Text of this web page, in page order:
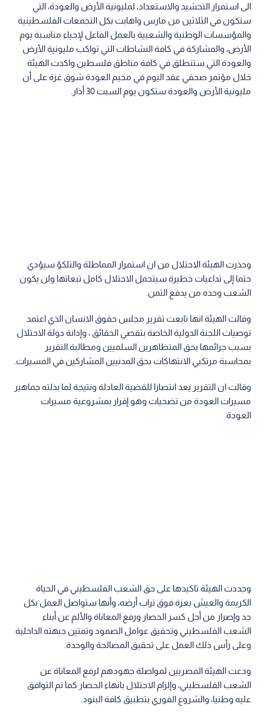
الى استمرار التحشيد والاستعداد، لمليونية الأرض والعودة، التي
ستكون في الثلاثين من مارس واهابت بكل التجمعات الفلسطينية
والمؤسسات الوطنية والشعبية بالعمل الفاعل لإحياء مناسبة يوم
الأرض، والمشاركة في كافة النشاطات التي تواكب مليونية الأرض
والعودة التي ستنطلق في كافة مناطق فلسطين.واكدت الهيئة
خلال مؤتمر صحفي عقد اليوم في مخيم العودة شوق غزة على أن
مليونية الأرض والعودة ستكون يوم السبت 30 أذار.
وحذرت الهيئة الاحتلال من ان استمرار المماطلة والتلكؤ سيؤدي
حتما إلى تداعيات خطيرة سيتحمل الاحتلال كامل تبعاتها ولن يكون
الشعب وحده من يدفع الثمن.
وقالت الهيئة انها تابعت تقرير مجلس حقوق الانسان الذي اعتمد
توصيات اللجنة الدولية الخاصة بتقصي الحقائق ، وإدانة دولة الاحتلال
بسبب جرائمها بحق المتظاهرين السلميين ومطالبة التقرير
بمحاسبة مرتكبي الانتهاكات بحق المدنيين المشاركين في المسيرات.
وقالت ان التقرير يعد انتصارا للقضية العادلة ونتيجة لما بذلته جماهير
مسيرات العودة من تضحيات وهو إقرار بمشروعية مسيرات
العودة.
وجددت الهيئة تاكيدها على حق الشعب الفلسطيني في الحياة
الكريمة والعيش بعزة فوق تراب أرضه، وأنها ستواصل العمل بكل
جد وإصرار من أجل كسر الحصار ورفع المعاناة والألم عن أبناء
الشعب الفلسطيني وتحقيق عوامل الصمود وتمتين جبهته الداخلية
وعلى رأس ذلك العمل على تحقيق المصالحة والوحدة.
ودعت الهيئة المصريين لمواصلة جهودهم لرفع المعاناة عن
الشعب الفلسطيني، وإلزام الاحتلال بانهاء الحصار كما تم التوافق
عليه وطنيا، والشروع الفوري بتطبيق كافة البنود.